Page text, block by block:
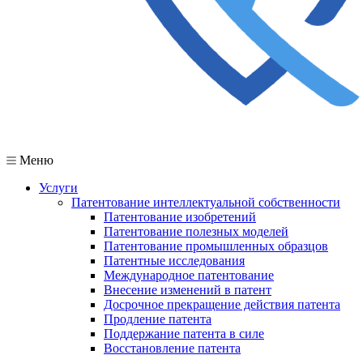
Меню
Услуги
Патентование интеллектуальной собственности
Патентование изобретений
Патентование полезных моделей
Патентование промышленных образцов
Патентные исследования
Международное патентование
Внесение изменений в патент
Досрочное прекращение действия патента
Продление патента
Поддержание патента в силе
Восстановление патента